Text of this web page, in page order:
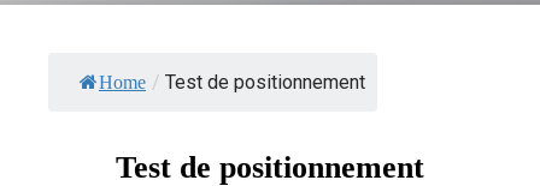
Home / Test de positionnement
Test de positionnement